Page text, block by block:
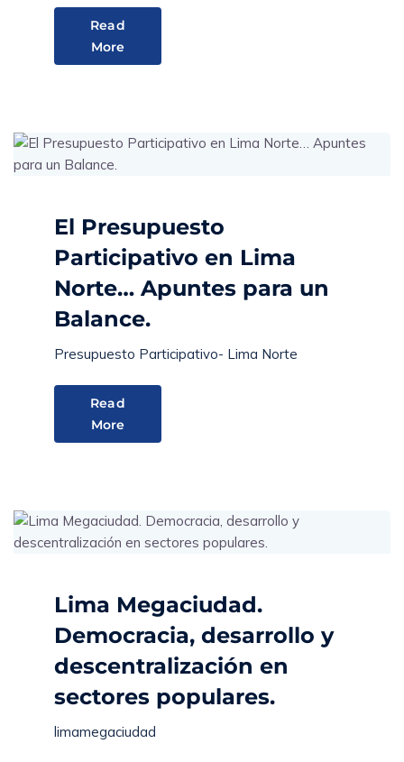
Read
More
El Presupuesto
Participativo en Lima
Norte… Apuntes para un
Balance.
Presupuesto Participativo- Lima Norte
Read
More
Lima Megaciudad.
Democracia, desarrollo y
descentralización en
sectores populares.
limamegaciudad